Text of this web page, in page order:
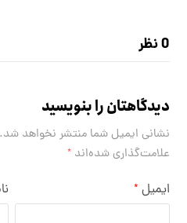
0 نظر
دیدگاهتان را بنویسید
نشانی ایمیل شما منتشر نخواهد شد.
علامت‌گذاری شده‌اند*
ایمیل *